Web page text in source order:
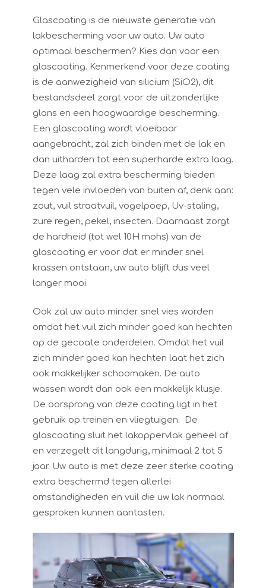
Glascoating is de nieuwste generatie van
lakbescherming voor uw auto. Uw auto
optimaal beschermen? Kies dan voor een
glascoating. Kenmerkend voor deze coating
is de aanwezigheid van silicium (SiO2), dit
bestandsdeel zorgt voor de uitzonderlijke
glans en een hoogwaardige bescherming.
Een glascoating wordt vloeibaar
aangebracht, zal zich binden met de lak en
dan uitharden tot een superharde extra laag.
Deze laag zal extra bescherming bieden
tegen vele invloeden van buiten af, denk aan:
zout, vuil straatvuil, vogelpoep, Uv-staling,
zure regen, pekel, insecten. Daarnaast zorgt
de hardheid (tot wel 10H mohs) van de
glascoating er voor dat er minder snel
krassen ontstaan, uw auto blijft dus veel
langer mooi.
Ook zal uw auto minder snel vies worden
omdat het vuil zich minder goed kan hechten
op de gecoate onderdelen. Omdat het vuil
zich minder goed kan hechten laat het zich
ook makkelijker schoomaken. De auto
wassen wordt dan ook een makkelijk klusje.
De oorsprong van deze coating ligt in het
gebruik op treinen en vliegtuigen. De
glascoating sluit het lakoppervlak geheel af
en verzegelt dit langdurig, minimaal 2 tot 5
jaar. Uw auto is met deze zeer sterke coating
extra beschermd tegen allerlei
omstandigheden en vuil die uw lak normaal
gesproken kunnen aantasten.